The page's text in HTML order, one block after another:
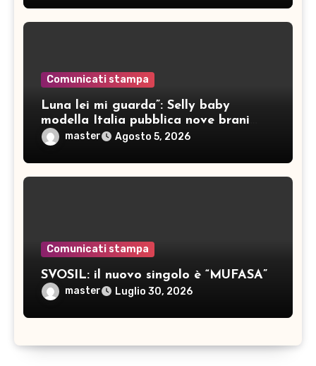
Comunicati stampa
Luna lei mi guarda”: Selly baby
modella Italia pubblica nove brani
ineditimaster Agosto 5, 2026
Comunicati stampa
SVOSIL: il nuovo singolo è “MUFASA”
master Luglio 30, 2026